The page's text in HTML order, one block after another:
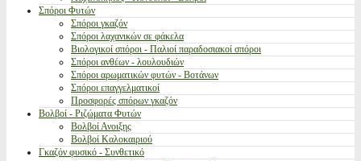
Σπόροι Φυτών
Σπόροι γκαζόν
Σπόροι λαχανικών σε φάκελα
Βιολογικοί σπόροι - Παλιοί παραδοσιακοί σπόροι
Σπόροι ανθέων - λουλουδιών
Σπόροι αρωματικών φυτών - Βοτάνων
Σπόροι επαγγελματικοί
Προσφορές σπόρων γκαζόν
Βολβοί - Ριζώματα Φυτών
Βολβοί Ανοιξης
Βολβοί Καλοκαιριού
Γκαζόν φυσικό - Συνθετικό